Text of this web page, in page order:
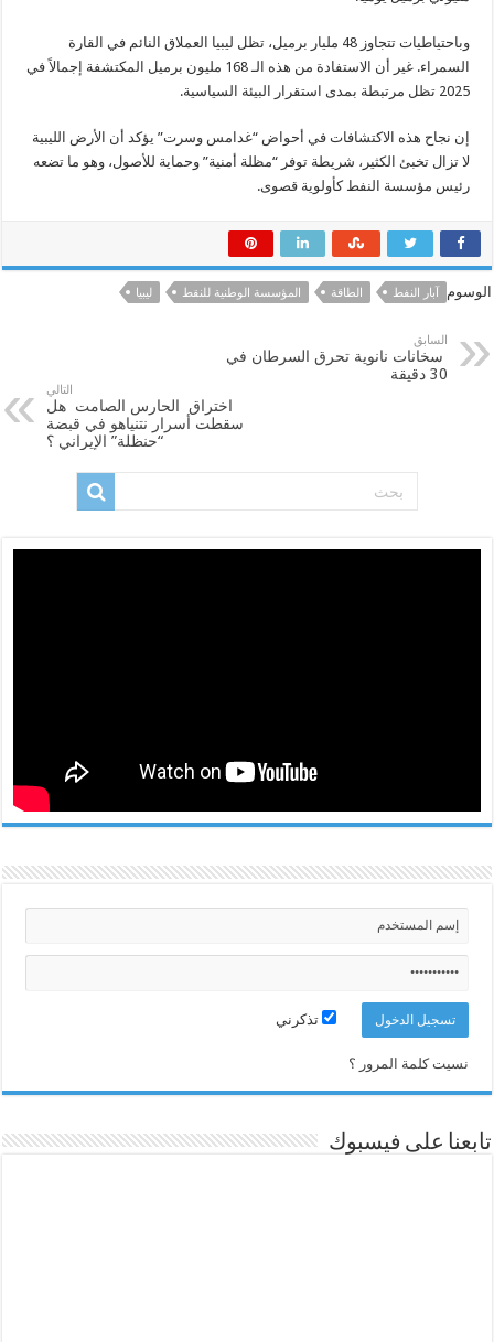
وباحتياطيات تتجاوز 48 مليار برميل، تظل ليبيا العملاق النائم في القارة
السمراء. غير أن الاستفادة من هذه الـ 168 مليون برميل المكتشفة إجمالاً في
2025 تظل مرتبطة بمدى استقرار البيئة السياسية.
إن نجاح هذه الاكتشافات في أحواض “غدامس وسرت” يؤكد أن الأرض الليبية
لا تزال تخبئ الكثير، شريطة توفر “مظلة أمنية” وحماية للأصول، وهو ما تضعه
رئيس مؤسسة النفط كأولوية قصوى.
الوسوم آبار النفط الطاقة المؤسسة الوطنية للنقط ليبيا
السابق
سخانات نانوية تحرق السرطان في
30 دقيقة
التالي
اختراق الحارس الصامت هل
سقطت أسرار نتنياهو في قبضة
“حنظلة” الإيراني ؟
تذكرني
نسيت كلمة المرور ؟
تابعنا على فيسبوك